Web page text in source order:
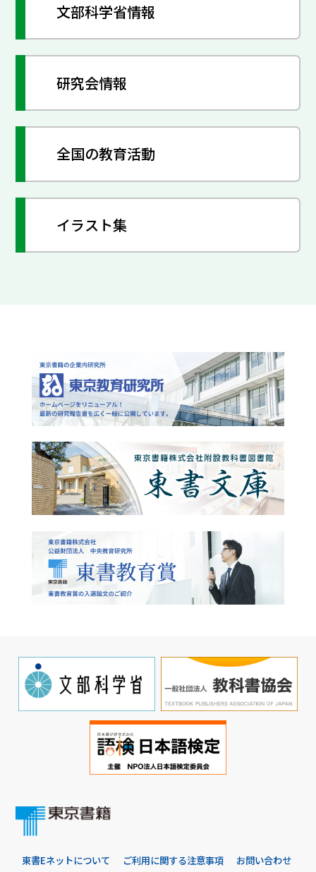
文部科学省情報
研究会情報
全国の教育活動
イラスト集
東書Eネットについて ご利用に関する注意事項
お問い合わせ